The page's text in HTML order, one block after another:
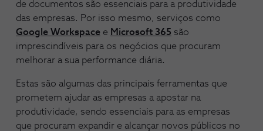
de documentos são essenciais para a produtividade
das empresas. Por isso mesmo, serviços como
Google Workspace e Microsoft 365 são
imprescindíveis para os negócios que procuram
melhorar a sua performance diária.
Estas são algumas das principais ferramentas que
prometem ajudar as empresas a apostar na
produtividade, sendo essenciais para as empresas
que procuram expandir e alcançar novos públicos no